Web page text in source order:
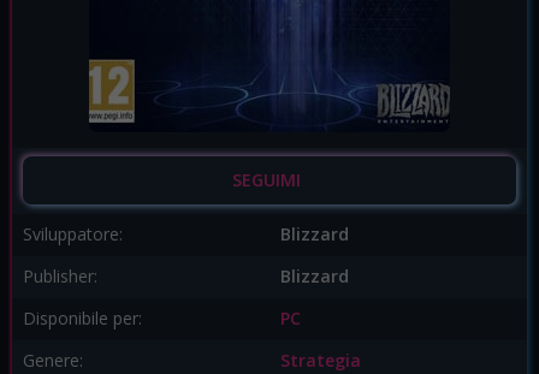
SEGUIMI
Sviluppatore:
Blizzard
Publisher:
Blizzard
Disponibile per:
PC
Genere:
Strategia